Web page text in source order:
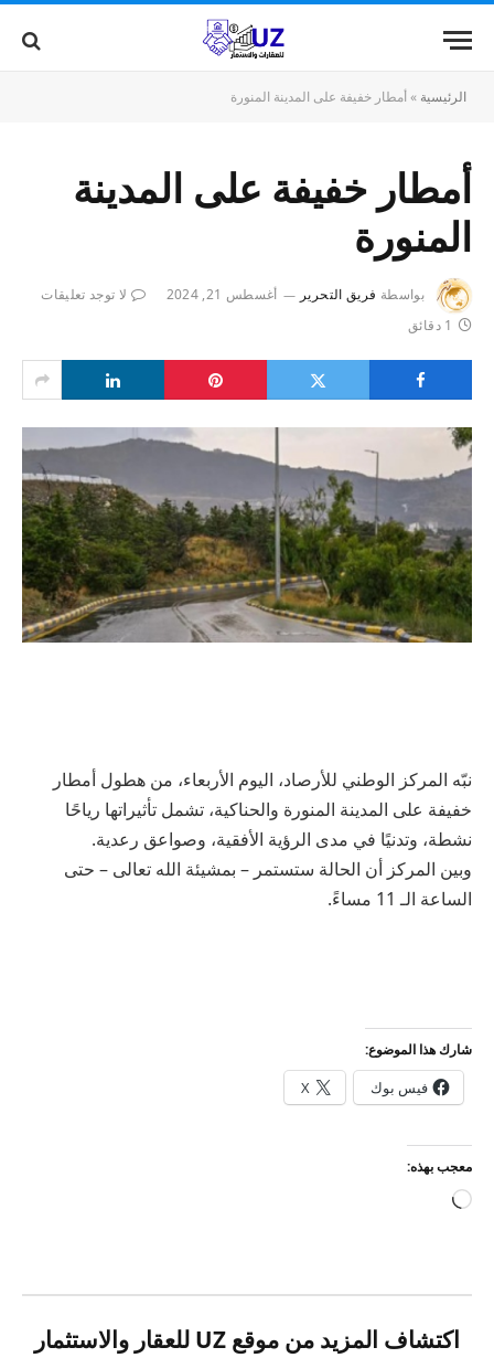
الرئيسية » أمطار خفيفة على المدينة المنورة
أمطار خفيفة على المدينة
المنورة
بواسطة فريق التحرير أغسطس 21, 2024
لا توجد تعليقات
1 دقائق
نبّه المركز الوطني للأرصاد، اليوم الأربعاء، من هطول أمطار
خفيفة على المدينة المنورة والحناكية، تشمل تأثيراتها رياحًا
نشطة، وتدنيًا في مدى الرؤية الأفقية، وصواعق رعدية.
وبين المركز أن الحالة ستستمر – بمشيئة الله تعالى – حتى
الساعة الـ 11 مساءً.
شارك هذا الموضوع:
فيس بوك X
معجب بهذه:
جاري
اكتشاف المزيد من موقع UZ للعقار والاستثمار